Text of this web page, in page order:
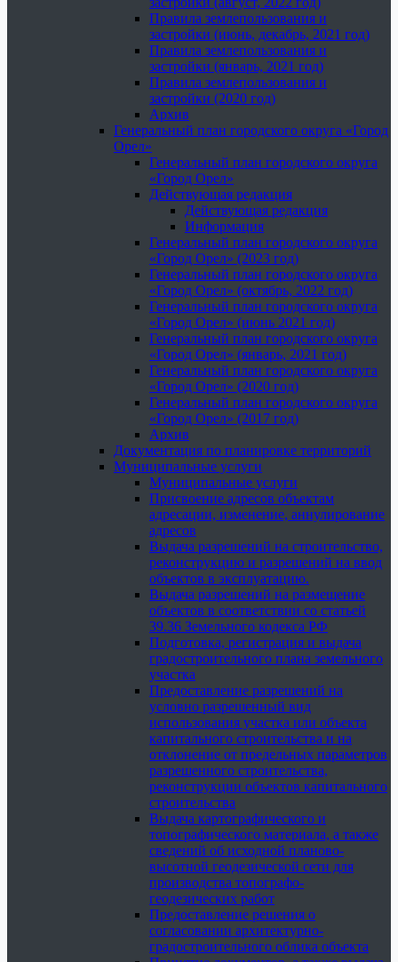
Правила землепользования и
застройки (июнь, декабрь, 2021 год)
Правила землепользования и
застройки (январь, 2021 год)
Правила землепользования и
застройки (2020 год)
Архив
Генеральный план городского округа «Город
Орел»
Генеральный план городского округа
«Город Орел»
Действующая редакция
Действующая редакция
Информация
Генеральный план городского округа
«Город Орел» (2023 год)
Генеральный план городского округа
«Город Орел» (октябрь, 2022 год)
Генеральный план городского округа
«Город Орел» (июнь 2021 год)
Генеральный план городского округа
«Город Орел» (январь, 2021 год)
Генеральный план городского округа
«Город Орел» (2020 год)
Генеральный план городского округа
«Город Орел» (2017 год)
Архив
Документация по планировке территорий
Муниципальные услуги
Муниципальные услуги
Присвоение адресов объектам
адресации, изменение, аннулирование
адресов
Выдача разрешений на строительство,
реконструкцию и разрешений на ввод
объектов в эксплуатацию.
Выдача разрешений на размещение
объектов в соответствии со статьей
39.36 Земельного кодекса РФ
Подготовка, регистрация и выдача
градостроительного плана земельного
участка
Предоставление разрешений на
условно разрешенный вид
использования участка или объекта
капитального строительства и на
отклонение от предельных параметров
разрешенного строительства,
реконструкции объектов капитального
строительства
Выдача картографического и
топографического материала, а также
сведений об исходной планово-
высотной геодезической сети для
производства топографо-
геодезических работ
Предоставление решения о
согласовании архитектурно-
градостроительного облика объекта